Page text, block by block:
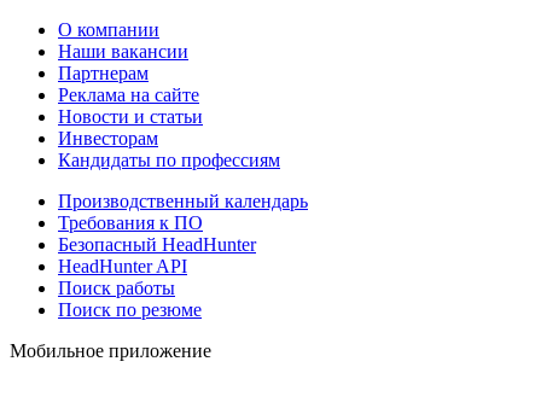
О компании
Наши вакансии
Партнерам
Реклама на сайте
Новости и статьи
Инвесторам
Кандидаты по профессиям
Производственный календарь
Требования к ПО
Безопасный HeadHunter
HeadHunter API
Поиск работы
Поиск по резюме
Мобильное приложение